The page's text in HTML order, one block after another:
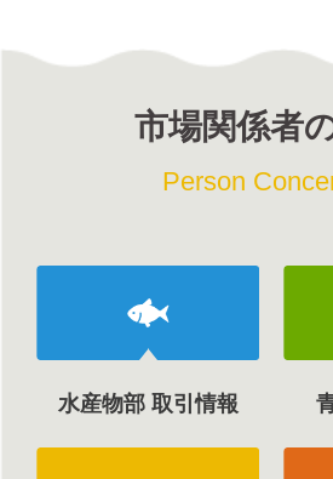
市場関係者
Person
水産物部 取引情報